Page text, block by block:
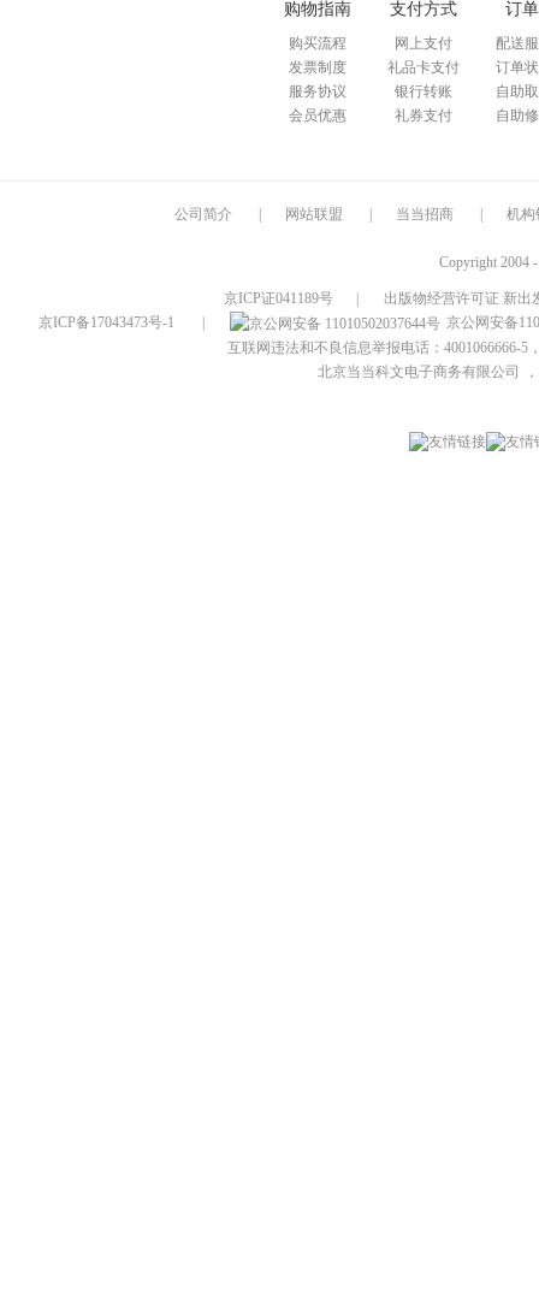
购物指南
购买流程
发票制度
服务协议
会员优惠
支付方式
网上支付
礼品卡支付
银行转账
礼券支付
订
配送
订单
自助
自助
公司简介 网站联盟 当当招商 机构
Copyright 2004
京ICP证041189号
出版物经营许可证 新出
京ICP备17043473号-1
京公网安备
互联网违法和不良信息举报电话：4001066666-5
北京当当科文电子商务有限公司